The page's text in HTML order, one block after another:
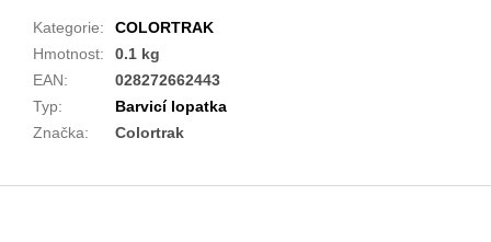
Kategorie:
COLORTRAK
Hmotnost:
0.1 kg
EAN:
028272662443
Typ:
Barvicí lopatka
Značka: Colortrak